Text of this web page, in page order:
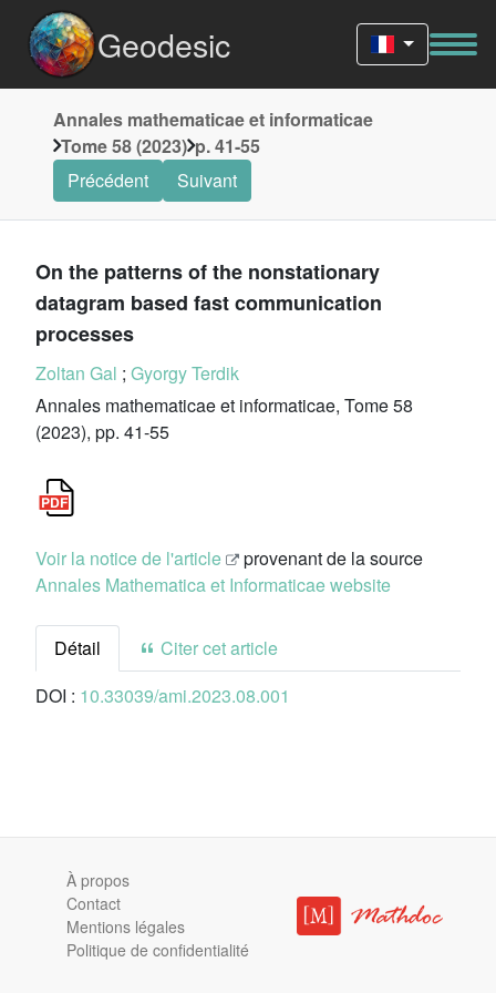
Geodesic
Annales mathematicae et informaticae
Tome 58 (2023) p. 41-55
Précédent
Suivant
On the patterns of the nonstationary
datagram based fast communication
processes
Zoltan Gal ; Gyorgy Terdik
Annales mathematicae et informaticae, Tome 58
(2023), pp. 41-55
Voir la notice de l'article
provenant de la source
Annales Mathematica et Informaticae website
Détail
Citer cet article
DOI : 10.33039/ami.2023.08.001
À propos
Contact
Mentions légales
Politique de confidentialité